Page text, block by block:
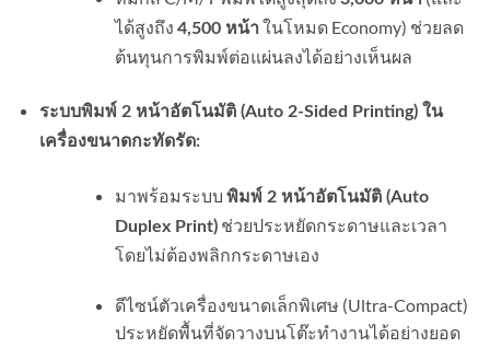
ได้สูงถึง 4,500 หน้า ในโหมด Economy) ช่วยลด
ต้นทุนการพิมพ์ต่อแผ่นลงได้อย่างเห็นผล
ระบบพิมพ์ 2 หน้าอัตโนมัติ (Auto 2-Sided Printing) ใน
เครื่องขนาดกะทัดรัด:
มาพร้อมระบบ พิมพ์ 2 หน้าอัตโนมัติ (Auto
Duplex Print)ช่วยประหยัดกระดาษและเวลา
โดยไม่ต้องพลิกกระดาษเอง
ดีไซน์ตัวเครื่องขนาดเล็กพิเศษ (Ultra-Compact)
ประหยัดพื้นที่จัดวางบนโต๊ะทำงานได้อย่างยอด